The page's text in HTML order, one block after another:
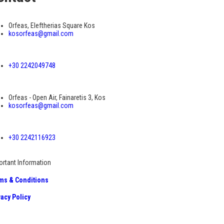
Orfeas, Eleftherias Square Kos
kosorfeas@gmail.com
+30 2242049748
Orfeas - Open Air, Fainaretis 3, Kos
kosorfeas@gmail.com
+30 2242116923
Information
& Conditions
Policy